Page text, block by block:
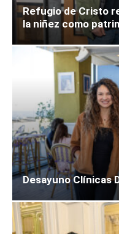
Refugio de Cristo
la niñez como
Desayuno Clínicas